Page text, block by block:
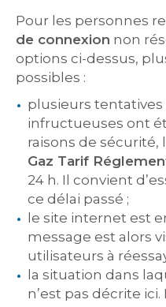
Pour les personnes
de connexion non
options ci-dessus,
possibles :
plusieurs
infructueuses ont
raisons de sécurité,
Gaz Tarif
24 h. Il convient
ce délai passé ;
le site internet est
message est alors
utilisateurs à
la situation dans
n’est pas décrite